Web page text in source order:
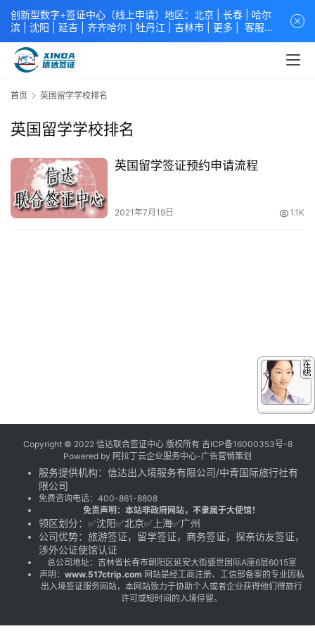
首页 英国留学学校排名
英国留学学校排名
英国留学签证预约申请流程
2021年7月19日 1.1K
Copyright © 2022 信达联合签证中心 版权所有 吉ICP备16000353号-8
Powered by 阿拉丁云企业服务中心-广告营销策划
服务提供机构： 信达出入境服务有限公司/中青国际旅行社有
限公司
免费咨询电话： 400-861-8808
免责声明：本站非政府网站，不隶属于大使馆！
领区划分：✅沈阳✅北京✅上海✅广州
公司优势：旅游签证，留学签证，商务签证，探亲访友签证，
涉外公证使馆认证
总公司地址：吉林省长春市朝阳区延安大街盛世国际A座6层6015室
声明： www.517ctrip.com网站是经工商注册、工信部备案的专业因私
出入境签证服务网站，本网站致力于协助个人或者企业获得他们得旅行
许可或短时间的入境停留。
创新型数字+签证中心（线上申请）地区：北京 | 长春
哈尔
滨
沈阳 延吉 | 齐齐哈尔 | 牡丹江 吉林市 | 更多 | 客服中
心
中青旅信达联合签证中心
学签证 商务签证 探亲签证 旅游签证 涉外公证 外交部认证 单
xindavisa01 免责声明：本站非政府网站，不隶属于大使馆！
提供服务机构： 信达出入境服务有限公司
交部认证 单（双认证），海牙认证。